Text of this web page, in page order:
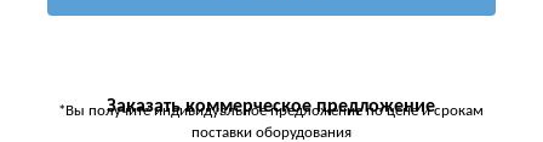
Заказать коммерческое предложение
*Вы получите индивидуальное предложение по цене и срокам
поставки оборудования